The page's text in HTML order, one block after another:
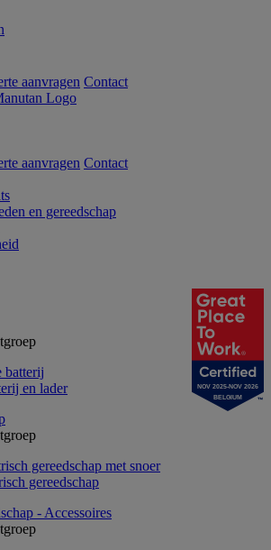
aanvragen Contact
aanvragen Contact
en gereedschap
batterij
en lader
gereedschap met snoer
gereedschap
- Accessoires
NOV 2025-NOV 2026
BELGIUM